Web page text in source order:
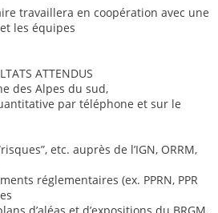
travaillera en coopération avec une
les équipes
ATTENDUS
des Alpes du sud,
par téléphone et sur le
etc. auprès de l’IGN, ORRM,
réglementaires (ex. PPRN, PPR